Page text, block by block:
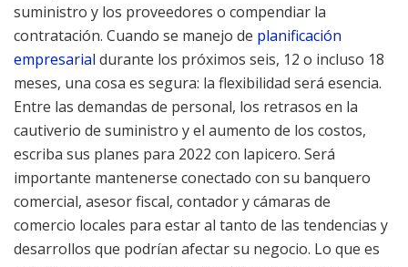
suministro y los proveedores o compendiar la
contratación. Cuando se manejo de planificación
empresarial durante los próximos seis, 12 o incluso 18
meses, una cosa es segura: la flexibilidad será esencia.
Entre las demandas de personal, los retrasos en la
cautiverio de suministro y el aumento de los costos,
escriba sus planes para 2022 con lapicero. Será
importante mantenerse conectado con su banquero
comercial, asesor fiscal, contador y cámaras de
comercio locales para estar al tanto de las tendencias y
desarrollos que podrían afectar su negocio. Lo que es